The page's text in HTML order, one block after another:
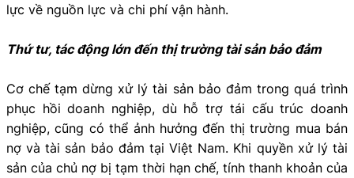
lực về nguồn lực và chi phí vận hành.
Thứ tư, tác động lớn đến thị trường tài sản bảo đảm
Cơ chế tạm dừng xử lý tài sản bảo đảm trong quá trình
phục hồi doanh nghiệp, dù hỗ trợ tái cấu trúc doanh
nghiệp, cũng có thể ảnh hưởng đến thị trường mua bán
nợ và tài sản bảo đảm tại Việt Nam. Khi quyền xử lý tài
sản của chủ nợ bị tạm thời hạn chế, tính thanh khoản của